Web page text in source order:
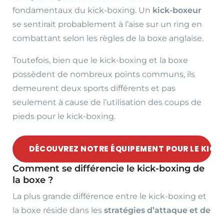
fondamentaux du kick-boxing. Un kick-boxeur
se sentirait probablement à l’aise sur un ring en
combattant selon les règles de la boxe anglaise.
Toutefois, bien que le kick-boxing et la boxe
possèdent de nombreux points communs, ils
demeurent deux sports différents et pas
seulement à cause de l’utilisation des coups de
pieds pour le kick-boxing.
DÉCOUVREZ NOTRE ÉQUIPEMENT POUR LE
Comment se différencie le kick-boxing de
la boxe ?
La plus grande différence entre le kick-boxing et
la boxe réside dans les stratégies d’attaque et de